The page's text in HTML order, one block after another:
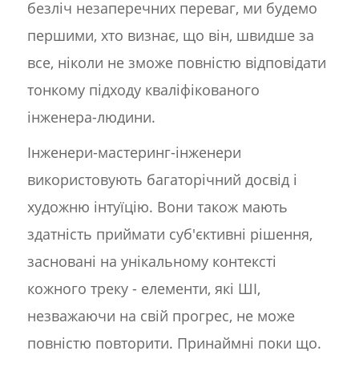
безліч незаперечних переваг, ми будемо
першими, хто визнає, що він, швидше за
все, ніколи не зможе повністю відповідати
тонкому підходу кваліфікованого
інженера-людини.
Інженери-мастеринг-інженери
використовують багаторічний досвід і
художню інтуїцію. Вони також мають
здатність приймати суб'єктивні рішення,
засновані на унікальному контексті
кожного треку - елементи, які ШІ,
незважаючи на свій прогрес, не може
повністю повторити. Принаймні поки що.